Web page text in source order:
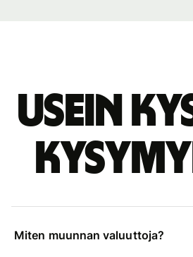
Usein
Miten muunnan valuuttoja?